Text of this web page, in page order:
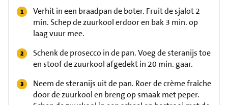
Verhit in een braadpan de boter. Fruit de sjalot 2
min. Schep de zuurkool erdoor en bak 3 min. op
laag vuur mee.
Schenk de prosecco in de pan. Voeg de steranijs toe
en stoof de zuurkool afgedekt in 20 min. gaar.
Neem de steranijs uit de pan. Roer de crème fraîche
door de zuurkool en breng op smaak met peper.